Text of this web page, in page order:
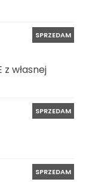
SPRZEDAM
z własnej
SPRZEDAM
SPRZEDAM